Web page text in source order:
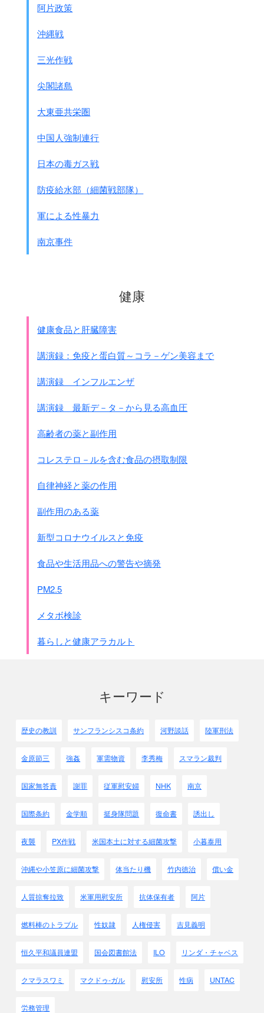
しかしアメリカから見ると世界有数の装備を持った自衛隊が
1994年代にアメリカは北朝鮮と衝突寸前にまでなりました。
そして日本政府に全面協力を要請しましたが、
かったのです。
その後、政府はアメリカの軍事的要求に答える事が仕事にな
共謀罪が可決した後は
そこで安倍政権での解釈ですが、
｢集団的自衛権の一部｣が含まれるという解釈変更をしまし
この解釈は他国(例えば北朝鮮や中国)がアメリカを攻撃した
｢自衛の為の最小限度の実力(自衛隊)｣が反撃できることにな
るのです。
まさに現在北朝鮮のミサイルがグアム等の米軍基地を攻撃し
自衛隊が集団的自衛権として
ミサイル撃破や北朝鮮を攻撃するかどうかが政府で検討され
｢集団的自衛権｣が認められてしまったです。
更にそこから拡大解釈が出来ることになります。
国民の多くが自衛隊の存続を認めるならば、
さらに現状の自衛隊の活動が災害救助や復興が主であること
｢災害救助部隊｣を作ったほうが有効だし国際貢献できると思
阿片政策
沖縄戦
三光作戦
尖閣諸島
大東亜共栄圏
中国人強制連行
日本の毒ガス戦
防疫給水部（細菌戦部隊）
軍による性暴力
南京事件
健康
健康食品と肝臓障害
講演録：免疫と蛋白質～コラ－ゲン美容まで
講演録 インフルエンザ
講演録 最新デ－タ－から見る高血圧
高齢者の薬と副作用
コレステロ－ルを含む食品の摂取制限
自律神経と薬の作用
副作用のある薬
新型コロナウイルスと免疫
食品や生活用品への警告や摘発
PM2.5
メタボ検診
暮らしと健康アラカルト
キーワード
歴史の教訓 サンフランシスコ条約 河野談話 陸軍刑法
金原節三 強姦 軍需物資 李秀梅 スマラン裁判
国家無答責 謝罪 従軍慰安婦 NHK 南京
国際条約 金学順 挺身隊問題 復命書 誘出し
夜襲 PX作戦 米国本土に対する細菌攻撃 小暮泰用
沖縄や小笠原に細菌攻撃 体当たり機 竹内徳治 償い金
人質掠奪拉致 米軍用慰安所 抗体保有者 阿片
燃料棒のトラブル 性奴隷 人権侵害 吉見義明
恒久平和議員連盟 国会図書館法 ILO リンダ・チャベス
クマラスワミ マクドゥ-ガル 慰安所 性病 UNTAC
労務管理